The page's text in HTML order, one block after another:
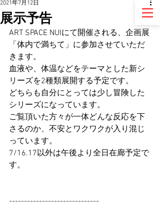
展示予告
2021年7月12日
ART SPACE NUIにて開催される、企画展
「体内で満ちて」に参加させていただ
きます。
血液や、体温などをテーマとした新シ
リーズを2種類展開する予定です。
どちらも自分にとっては少し冒険した
シリーズになっています。
ご覧頂いた方々が一体どんな反応を下
さるのか、不安とワクワクが入り混じ
っています。
7/16.17以外は午後より全日在廊予定で
す。
------------------------------